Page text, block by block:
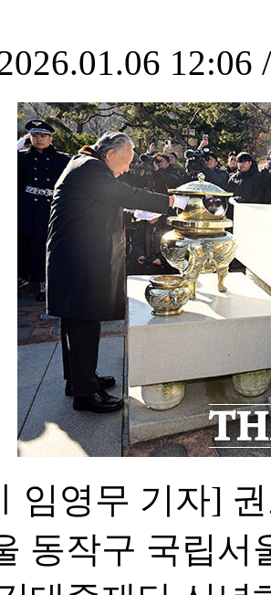
12:06
임영무 기자]
동작구 국립